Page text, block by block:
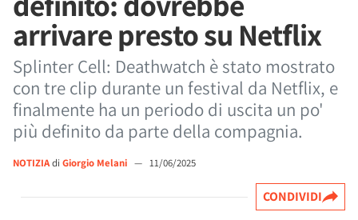
arrivare presto su Netflix
Splinter Cell: Deathwatch è stato mostrato
con tre clip durante un festival da Netflix, e
finalmente ha un periodo di uscita un po'
più definito da parte della compagnia.
NOTIZIAdi Giorgio Melani — 11/06/2025
CONDIVIDI